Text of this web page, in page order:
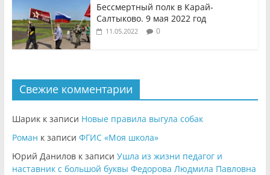
Бессмертный полк в Карай-
Салтыково. 9 мая 2022 год
11.05.2022 0
Свежие комментарии
Шарикк записи Новые правила выгула собак
Роман к записи ФГИС «Моя школа»
Юрий Даниловк записи Ушла из жизни педагог и
наставник с большой буквы Федорова Людмила Павловна